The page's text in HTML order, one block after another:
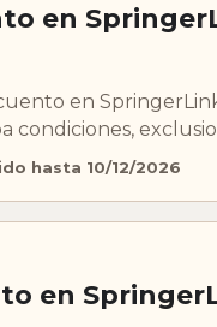
en
en
condiciones,
hasta 10/12/2026
en